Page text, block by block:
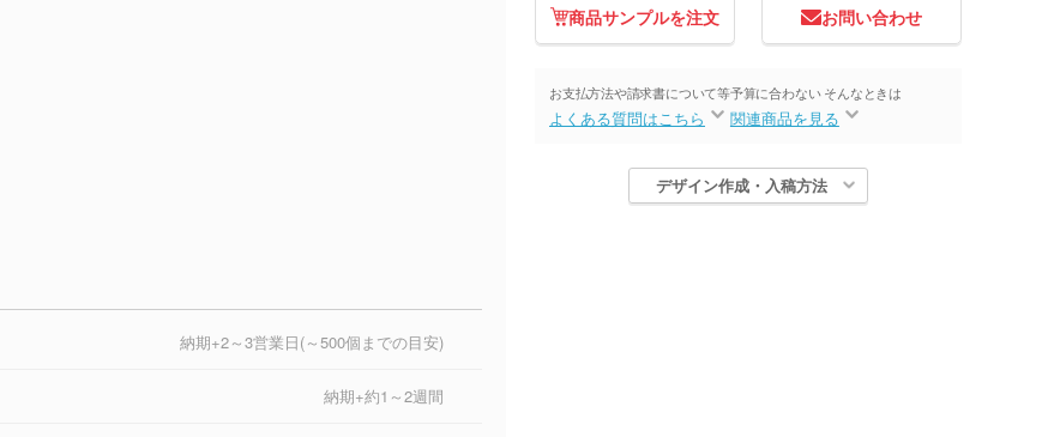
納期+2～3営業日(～500個までの目安)
納期+約1～2週間
商品サンプルを注文 お問い合わせ
お支払方法や請求書について等
よくある質問はこちら
予算に合わない そんなときは
関連商品を見る
デザイン作成・入稿方法